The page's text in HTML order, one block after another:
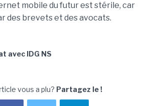
mobile du futur est stérile, car
des brevets et des avocats.
avec IDG NS
vous a plu? Partagez le !